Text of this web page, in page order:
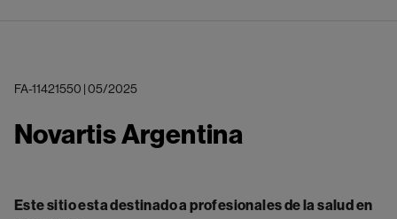
FA-11421550 | 05/2025
Novartis Argentina
Este sitio esta destinado a profesionales de la salud en